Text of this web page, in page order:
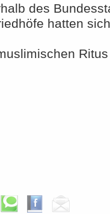
des
hatten